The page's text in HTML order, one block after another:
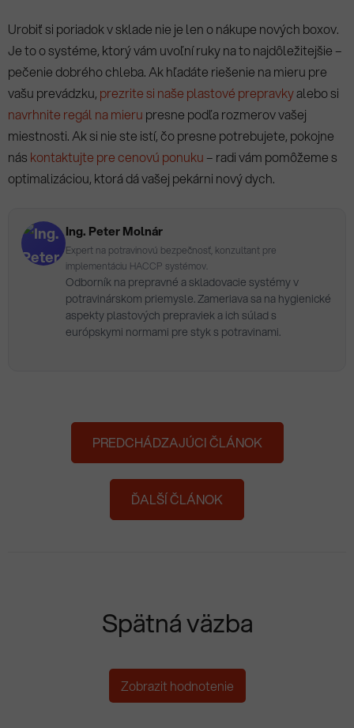
Urobiť si poriadok v sklade nie je len o nákupe nových boxov.
Je to o systéme, ktorý vám uvoľní ruky na to najdôležitejšie –
pečenie dobrého chleba. Ak hľadáte riešenie na mieru pre
vašu prevádzku, prezrite si naše plastové prepravkyalebo si
navrhnite regál na mieru presne podľa rozmerov vašej
miestnosti. Ak si nie ste istí, čo presne potrebujete, pokojne
nás kontaktujte pre cenovú ponuku – radi vám pomôžeme s
optimalizáciou, ktorá dá vašej pekárni nový dych.
Ing. Peter Molnár
Expert na potravinovú bezpečnosť, konzultant pre
implementáciu HACCP systémov.
Odborník na prepravné a skladovacie systémy v
potravinárskom priemysle. Zameriava sa na hygienické
aspekty plastových prepraviek a ich súlad s
európskymi normami pre styk s potravinami.
PREDCHÁDZAJÚCI ČLÁNOK
ĎALŠÍ ČLÁNOK
Spätná väzba
Zobrazit hodnotenie